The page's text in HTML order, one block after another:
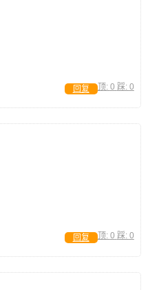
顶: 0 踩: 0
回复
顶: 0 踩: 0
回复